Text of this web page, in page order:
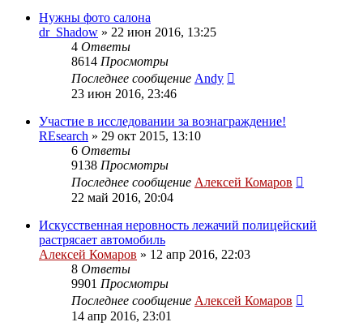
Нужны фото салона
dr_Shadow » 22 июн 2016, 13:25
4 Ответы
8614 Просмотры
Последнее сообщение Andy
23 июн 2016, 23:46
Участие в исследовании за вознаграждение!
REsearch » 29 окт 2015, 13:10
6 Ответы
9138 Просмотры
Последнее сообщение Алексей Комаров
22 май 2016, 20:04
Искусственная неровность лежачий полицейский
растрясает автомобиль
Алексей Комаров » 12 апр 2016, 22:03
8 Ответы
9901 Просмотры
Последнее сообщение Алексей Комаров
14 апр 2016, 23:01